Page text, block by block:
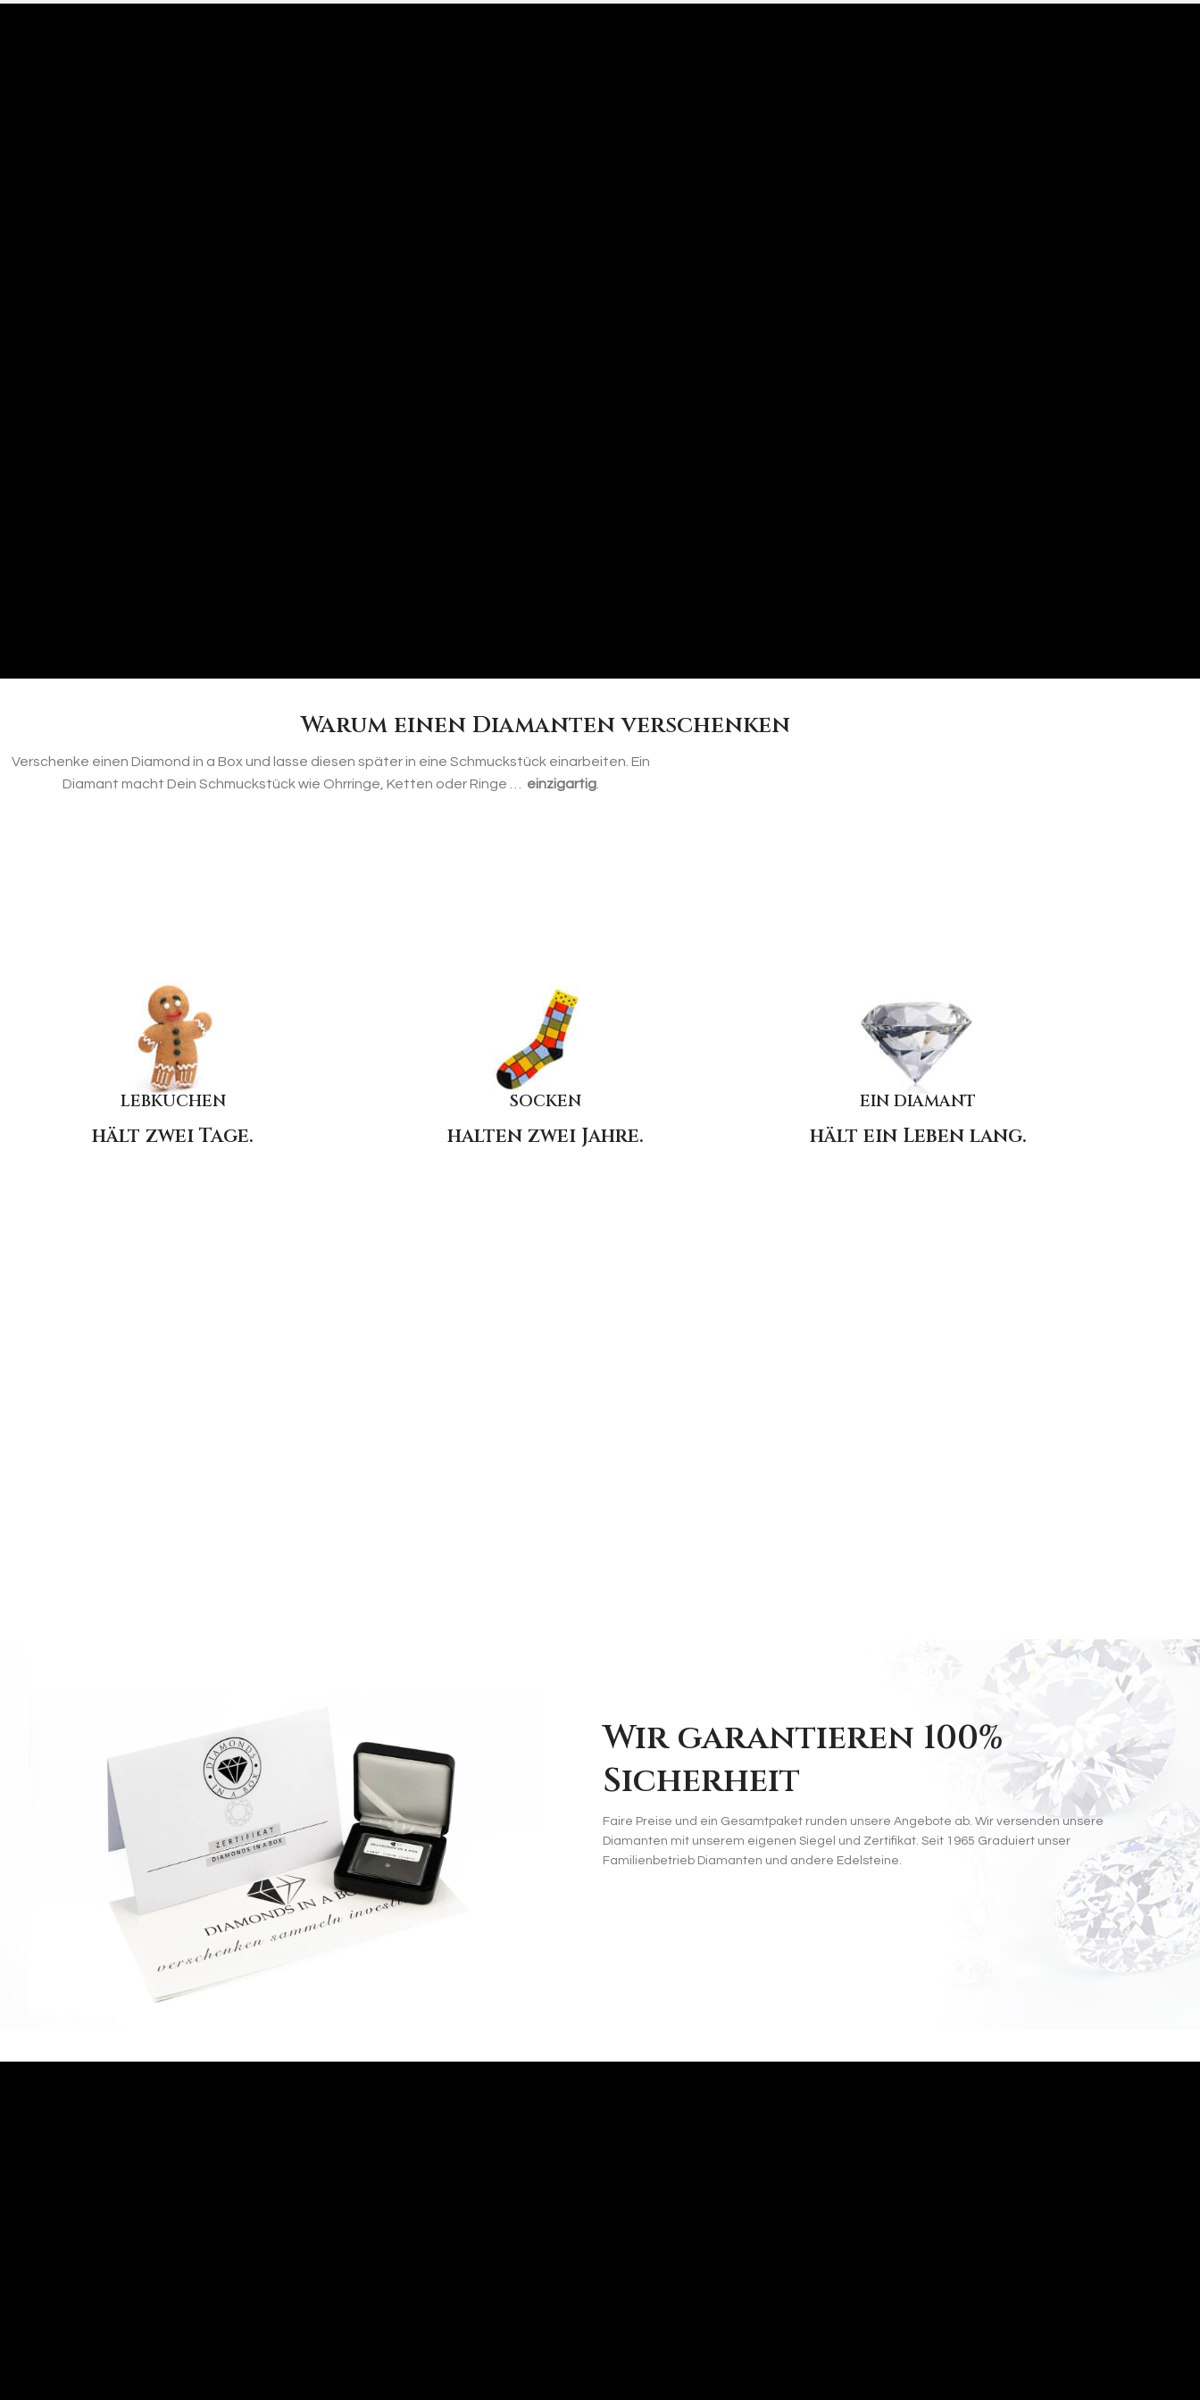
Warum einen Diamanten verschenken
Verschenke einen Diamond in a Box und lasse diesen später in eine Schmuckstück einarbeiten. Ein
Diamant macht Dein Schmuckstück wie Ohrringe, Ketten oder Ringe … einzigartig.
LEBKUCHEN
hält zwei Tage.
SOCKEN
halten zwei Jahre.
EIN DIAMANT
hält ein Leben lang.
Wir garantieren 100%
Sicherheit
Faire Preise und ein Gesamtpaket runden unsere Angebote ab. Wir versenden unsere
Diamanten mit unserem eigenen Siegel und Zertifikat. Seit 1965 Graduiert unser
Familienbetrieb Diamanten und andere Edelsteine.